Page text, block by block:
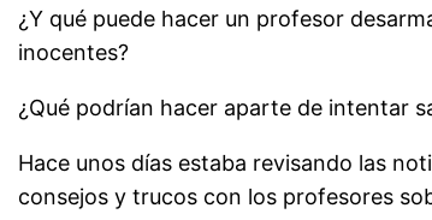
¿Y qué puede hacer un profesor
inocentes?
¿Qué podrían hacer aparte de intentar
Hace unos días estaba revisando las
consejos y trucos con los profesores